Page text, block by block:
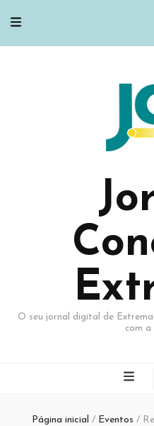
O seu jornal digital de
com a
Página inicial / Eventos /